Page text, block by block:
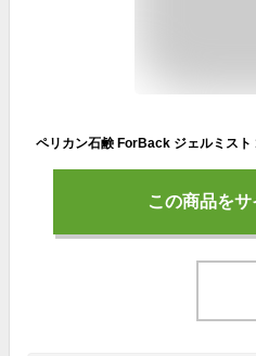
ペリカン石鹸 ForBack ジェルミス
この商品を